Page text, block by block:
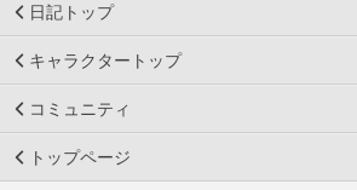
日記トップ
キャラクタートップ
コミュニティ
トップページ